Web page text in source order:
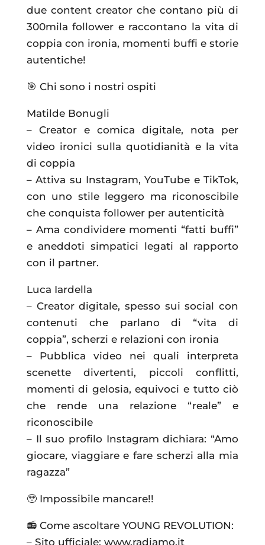
due content creator che contano più di
300mila follower e raccontano la vita di
coppia con ironia, momenti buffi e storie
autentiche!
🎯 Chi sono i nostri ospiti
Matilde Bonugli
– Creator e comica digitale, nota per
video ironici sulla quotidianità e la vita
di coppia
– Attiva su Instagram, YouTube e TikTok,
con uno stile leggero ma riconoscibile
che conquista follower per autenticità
– Ama condividere momenti “fatti buffi”
e aneddoti simpatici legati al rapporto
con il partner.
Luca Iardella
– Creator digitale, spesso sui social con
contenuti che parlano di “vita di
coppia”, scherzi e relazioni con ironia
– Pubblica video nei quali interpreta
scenette divertenti, piccoli conflitti,
momenti di gelosia, equivoci e tutto ciò
che rende una relazione “reale” e
riconoscibile
– Il suo profilo Instagram dichiara: “Amo
giocare, viaggiare e fare scherzi alla mia
ragazza”
🥹 Impossibile mancare!!
📻 Come ascoltare YOUNG REVOLUTION:
– Sito ufficiale: www.radiamo.it